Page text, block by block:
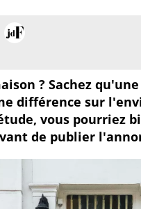
? Sachez
différence sur
vous pourriez
de publier